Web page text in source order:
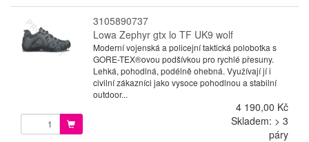
3105890737
Lowa Zephyr gtx lo TF UK9 wolf
Moderní vojenská a policejní taktická polobotka s
GORE-TEX®ovou podšívkou pro rychlé přesuny.
Lehká, pohodlná, podélně ohebná. Využívají jí i
civilní zákazníci jako vysoce pohodlnou a stabilní
outdoor...
4 190,00 Kč
Skladem: > 3
páry